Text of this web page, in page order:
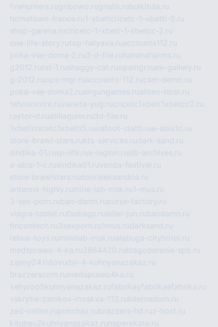
firehunters.rugribowo.rugnalis.rubulkitula.ru
hometown-france.ru1-xbeticricetc-1-xbetti-5.ru
shop-garena.rucricetc-1-xbetr-1-xbetcc-2.ru
one-life-story.rutop-halyava.ruaccounts112.ru
poka-vse-doma-2.ru3-d-file.ru hahahaharms.ru
g2012.rutst-1.rushaggy-cat.ruopsmgr.ruev-gallery.ru
g-2012.ruops-mgr.ruaccounts-112.rucsm-demo.ru
poka-vse-doma2.ruairgungames.ruallseo-host.ru
tehosmotre.ruvarieta-yug.rucricetc1xbetr1xbetcc2.ru
raytor-d.ruatillagunn.ru3d-file.ru
1xbeticricetc1xbetti5.ruuafoot-statti.rue-abis1c.ru
store-brawl-stars.rukts-services.rudark-sand.ru
sindika-01.rusp-life.rux-legion.rusib-archives.ru
e-abis-1-c.rusindika01.ruvenda-festival.ru
store-brawlstars.rudooraleksandria.ru
antenna-highly.ru mine-lab-msk.ru1-mus.ru
3-sex-porn.ruban-damn.rupurse-factory.ru
viagra-tablet.rufasbags.ruadler-jun.rubandamn.ru
fincontech.ru3sexporn.ru1mus.rudarksand.ru
rebus-toys.ru minelab-msk.rualabuga-cityhotel.ru
medsprawo-4-ka.ru2864420.rublagodarenie-spb.ru
zajmy24.rutovudyi-4-kuhnyanazakaz.ru
brazzerscom.ru medsprawo4ka.ru
xehyroo5kuhnyanazakaz.rufabrikayfabrikaefabrika.ru
vskrytie-zamkov-moskva-113.rubiletnadom.ru
zed-online.rupimchax.rubrazzers-hd.ruz-host.ru
kitubeu2kuhnyanazakaz.ru naperekate.ru